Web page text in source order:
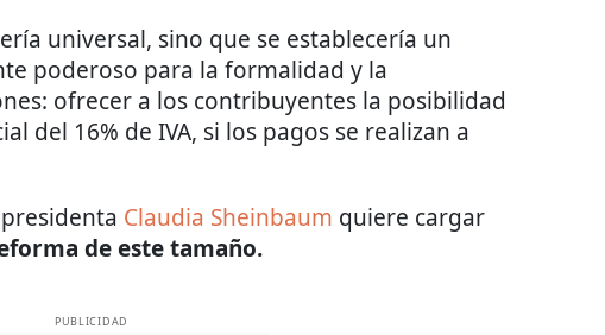
universal, sino que se establecería un
poderoso para la formalidad y la
ofrecer a los contribuyentes la posibilidad
del 16% de IVA, si los pagos se realizan a
Claudia Sheinbaum quiere cargar
de este tamaño.
PUBLICIDAD